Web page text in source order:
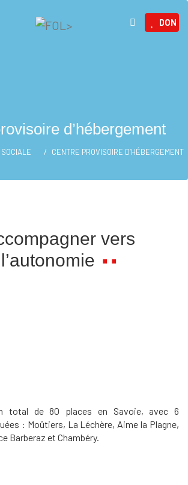
DON
d’hébergement
CENTRE PROVISOIRE D’HÉBERGEMENT
vers
l’autonomie
total de 80 places en Savoie, avec 6
: Moûtiers, La Léchère, Aime la Plagne,
Barberaz et Chambéry.
d’outils